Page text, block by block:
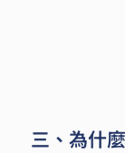
三、為什